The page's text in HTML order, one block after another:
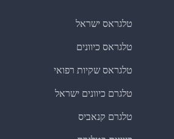
טלגראס ישראל
טלגראס כיוונים
טלגראס שקיות רפואי
טלגרם כיוונים ישראל
טלגרם קנאביס